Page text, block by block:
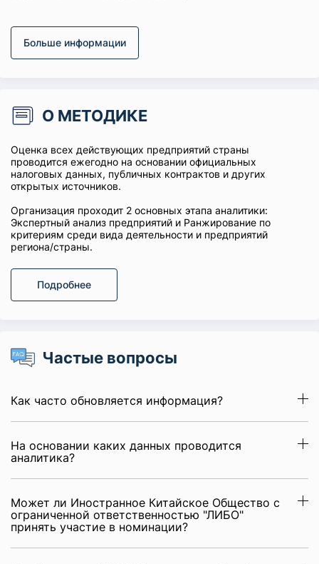
Больше информации
О МЕТОДИКЕ
Оценка всех действующих предприятий страны
проводится ежегодно на основании официальных
налоговых данных, публичных контрактов и других
открытых источников.
Организация проходит 2 основных этапа аналитики:
Экспертный анализ предприятий и Ранжирование по
критериям среди вида деятельности и предприятий
региона/страны.
Подробнее
Частые вопросы
Как часто обновляется информация?
На основании каких данных проводится
аналитика?
Может ли Иностранное Китайское Общество с
ограниченной ответственностью "ЛИБО"
принять участие в номинации?